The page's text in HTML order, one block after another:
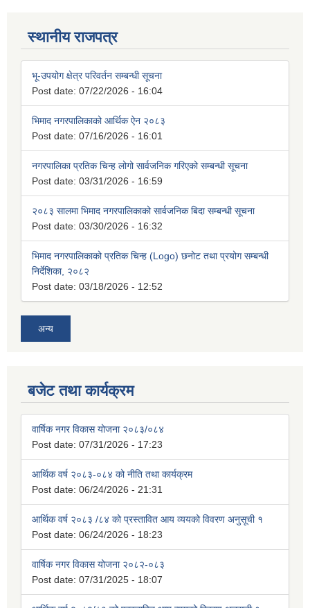
स्थानीय राजपत्र
भू-उपयोग क्षेत्र परिवर्तन सम्बन्धी सूचना
Post date: 07/22/2026 - 16:04
भिमाद नगरपालिकाको आर्थिक ऐन २०८३
Post date: 07/16/2026 - 16:01
नगरपालिका प्रतिक चिन्ह लोगो सार्वजनिक गरिएको सम्बन्धी सूचना
Post date: 03/31/2026 - 16:59
२०८३ सालमा भिमाद नगरपालिकाको सार्वजनिक बिदा सम्बन्धी सूचना
Post date: 03/30/2026 - 16:32
भिमाद नगरपालिकाको प्रतिक चिन्ह (Logo) छनोट तथा प्रयोग सम्बन्धी
निर्देशिका, २०८२
Post date: 03/18/2026 - 12:52
अन्य
बजेट तथा कार्यक्रम
वार्षिक नगर विकास योजना २०८३/०८४
Post date: 07/31/2026 - 17:23
आर्थिक वर्ष २०८३-०८४ को नीति तथा कार्यक्रम
Post date: 06/24/2026 - 21:31
आर्थिक वर्ष २०८३ /८४ को प्रस्तावित आय व्ययको विवरण अनुसूची १
Post date: 06/24/2026 - 18:23
वार्षिक नगर विकास योजना २०८२-०८३
Post date: 07/31/2025 - 18:07